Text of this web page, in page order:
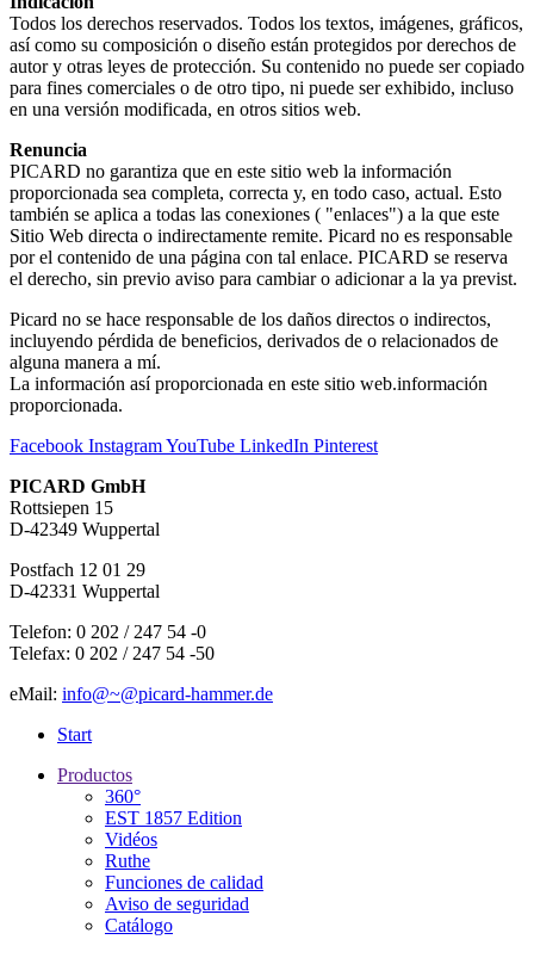
Todos los derechos reservados. Todos los textos, imágenes, gráficos,
así como su composición o diseño están protegidos por derechos de
autor y otras leyes de protección. Su contenido no puede ser copiado
para fines comerciales o de otro tipo, ni puede ser exhibido, incluso
en una versión modificada, en otros sitios web.
Renuncia
PICARD no garantiza que en este sitio web la información
proporcionada sea completa, correcta y, en todo caso, actual. Esto
también se aplica a todas las conexiones ( "enlaces") a la que este
Sitio Web directa o indirectamente remite. Picard no es responsable
por el contenido de una página con tal enlace. PICARD se reserva
el derecho, sin previo aviso para cambiar o adicionar a la ya previst.
Picard no se hace responsable de los daños directos o indirectos,
incluyendo pérdida de beneficios, derivados de o relacionados de
alguna manera a mí.
La información así proporcionada en este sitio web.información
proporcionada.
Facebook InstagramYouTube LinkedIn Pinterest
PICARD GmbH
Rottsiepen 15
D-42349 Wuppertal
Postfach 12 01 29
D-42331 Wuppertal
Telefon: 0 202 / 247 54 -0
Telefax: 0 202 / 247 54 -50
eMail: info@~@picard-hammer.de
Start
Productos
360°
EST 1857 Edition
Vidéos
Ruthe
Funciones de calidad
Aviso de seguridad
Catálogo